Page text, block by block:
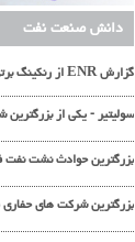
دانش صنعت نفت
گزارش ENR از رنکینگ برترین شرکت های طراحی و مهندسی بین المللی جهان در سال 2016
سولیتیر - یکی از بزرگترین
بزرگترین حوادث نشت نفت
بزرگترین شرکت های حفاری